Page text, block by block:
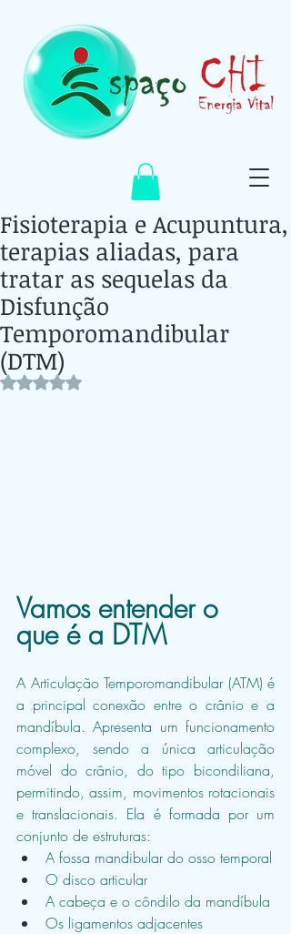
Fisioterapia e Acupuntura,
terapias aliadas, para
tratar as sequelas da
Disfunção
Temporomandibular
(DTM)
Avaliado com NaN de 5 estrelas.
Vamos entender o
que é a DTM
A Articulação Temporomandibular (ATM) é
a principal conexão entre o crânio e a
mandíbula. Apresenta um funcionamento
complexo, sendo a única articulação
móvel do crânio, do tipo bicondiliana,
permitindo, assim, movimentos rotacionais
e translacionais. Ela é formada por um
conjunto de estruturas:
A fossa mandibular do osso temporal
O disco articular
A cabeça e o côndilo da mandíbula
Os ligamentos adjacentes